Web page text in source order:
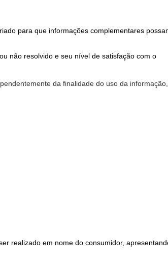
para que informações complementares
não resolvido e seu nível de satisfação com o
da finalidade do uso da
realizado em nome do consumidor,